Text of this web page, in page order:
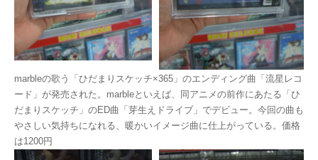
marbleの歌う「ひだまりスケッチ×365」のエンディング曲「流星レコ
ード」が発売された。marbleといえば、同アニメの前作にあたる「ひ
だまりスケッチ」のED曲「芽生えドライブ」でデビュー。今回の曲も
やさしい気持ちになれる、暖かいイメージ曲に仕上がっている。価格
は1200円